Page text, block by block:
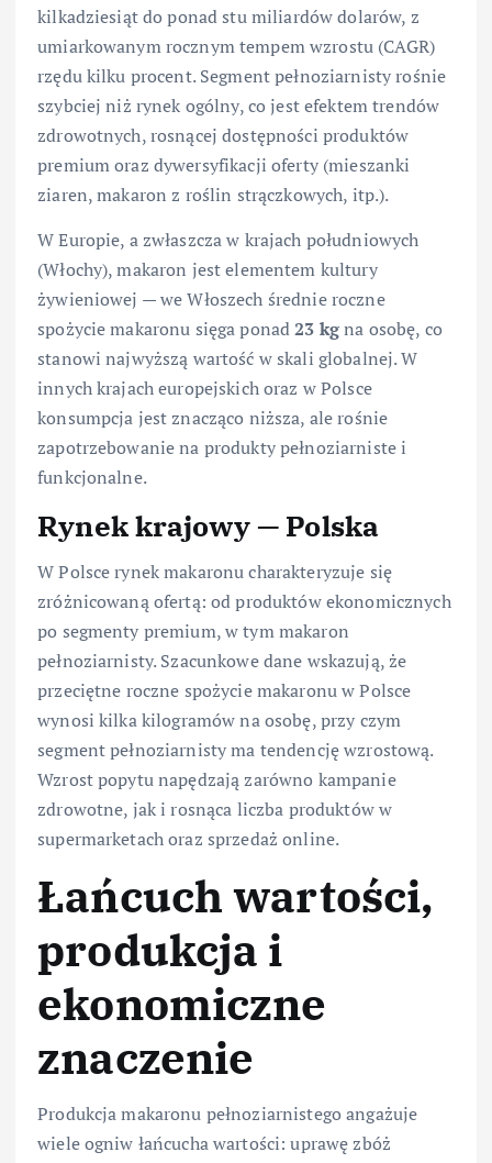
kilkadziesiąt do ponad stu miliardów dolarów, z
umiarkowanym rocznym tempem wzrostu (CAGR)
rzędu kilku procent. Segment pełnoziarnisty rośnie
szybciej niż rynek ogólny, co jest efektem trendów
zdrowotnych, rosnącej dostępności produktów
premium oraz dywersyfikacji oferty (mieszanki
ziaren, makaron z roślin strączkowych, itp.).
W Europie, a zwłaszcza w krajach południowych
(Włochy), makaron jest elementem kultury
żywieniowej — we Włoszech średnie roczne
spożycie makaronu sięga ponad23 kgna osobę, co
stanowi najwyższą wartość w skali globalnej. W
innych krajach europejskich oraz w Polsce
konsumpcja jest znacząco niższa, ale rośnie
zapotrzebowanie na produkty pełnoziarniste i
funkcjonalne.
Rynek krajowy — Polska
W Polsce rynek makaronu charakteryzuje się
zróżnicowaną ofertą: od produktów ekonomicznych
po segmenty premium, w tym makaron
pełnoziarnisty. Szacunkowe dane wskazują, że
przeciętne roczne spożycie makaronu w Polsce
wynosi kilka kilogramów na osobę, przy czym
segment pełnoziarnisty ma tendencję wzrostową.
Wzrost popytu napędzają zarówno kampanie
zdrowotne, jak i rosnąca liczba produktów w
supermarketach oraz sprzedaż online.
Łańcuch wartości,
produkcja i
ekonomiczne
znaczenie
Produkcja makaronu pełnoziarnistego angażuje
wiele ogniw łańcucha wartości: uprawę zbóż